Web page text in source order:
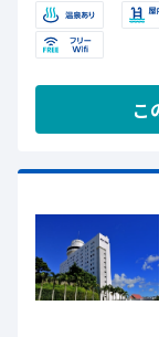
実。ビジネスや
楽しめます。安
こ